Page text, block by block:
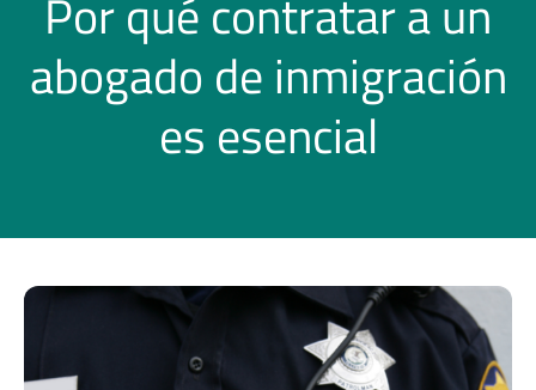
Por qué contratar a un
abogado de inmigración
es esencial